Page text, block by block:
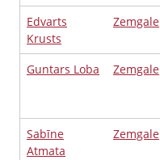
Edvarts
Krusts
Zemgale
Guntars Loba Zemgale
Sabīne
Atmata
Zemgale